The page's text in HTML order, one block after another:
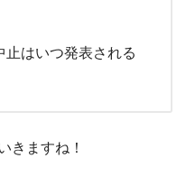
はいつ発表される
きますね！